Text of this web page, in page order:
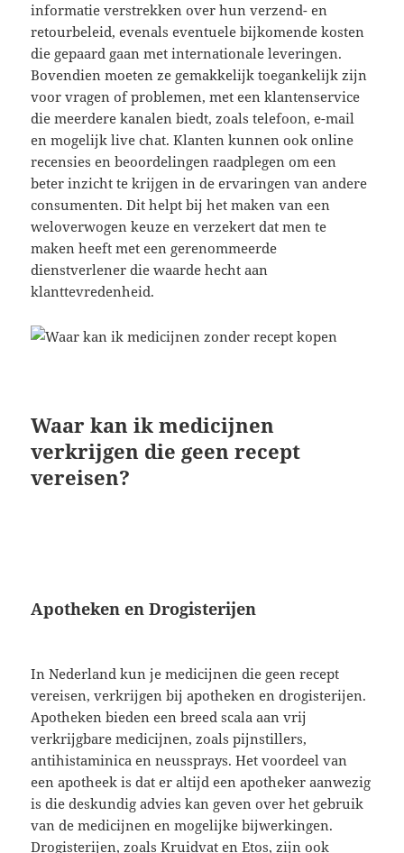
informatie verstrekken over hun verzend- en
retourbeleid, evenals eventuele bijkomende kosten
die gepaard gaan met internationale leveringen.
Bovendien moeten ze gemakkelijk toegankelijk zijn
voor vragen of problemen, met een klantenservice
die meerdere kanalen biedt, zoals telefoon, e-mail
en mogelijk live chat. Klanten kunnen ook online
recensies en beoordelingen raadplegen om een
beter inzicht te krijgen in de ervaringen van andere
consumenten. Dit helpt bij het maken van een
weloverwogen keuze en verzekert dat men te
maken heeft met een gerenommeerde
dienstverlener die waarde hecht aan
klanttevredenheid.
Waar kan ik medicijnen
verkrijgen die geen recept
vereisen?
Apotheken en Drogisterijen
In Nederland kun je medicijnen die geen recept
vereisen, verkrijgen bij apotheken en drogisterijen.
Apotheken bieden een breed scala aan vrij
verkrijgbare medicijnen, zoals pijnstillers,
antihistaminica en neussprays. Het voordeel van
een apotheek is dat er altijd een apotheker aanwezig
is die deskundig advies kan geven over het gebruik
van de medicijnen en mogelijke bijwerkingen.
Drogisterijen, zoals Kruidvat en Etos, zijn ook